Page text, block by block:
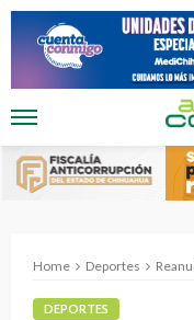
Home Deportes
DEPORTES